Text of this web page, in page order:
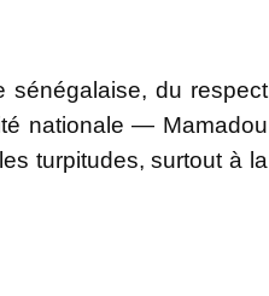
sénégalaise, du respect
nationale — Mamadou
turpitudes, surtout à la